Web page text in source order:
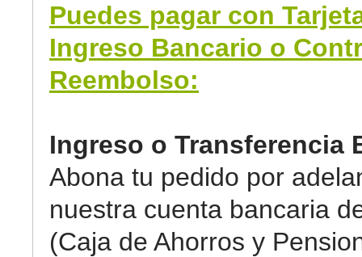
Puedes pagar con
Ingreso Bancario o
Reembolso:
Ingreso o Transferencia
Abona tu pedido por
nuestra cuenta bancaria
(Caja de Ahorros y